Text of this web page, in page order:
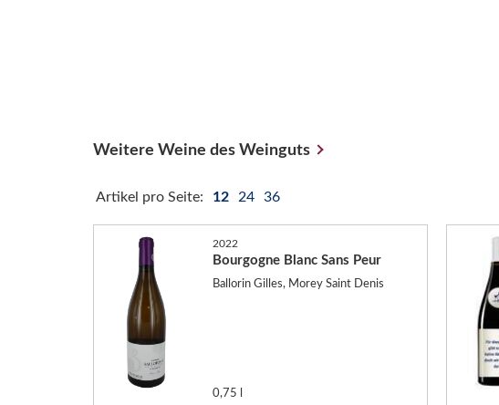
Weitere Weine des Weinguts
Artikel pro Seite: 12 24 36
2022
Bourgogne Blanc Sans Peur
Ballorin Gilles, Morey Saint Denis
0,75 l